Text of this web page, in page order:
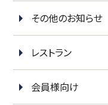
その他のお知らせ
レストラン
会員様向け